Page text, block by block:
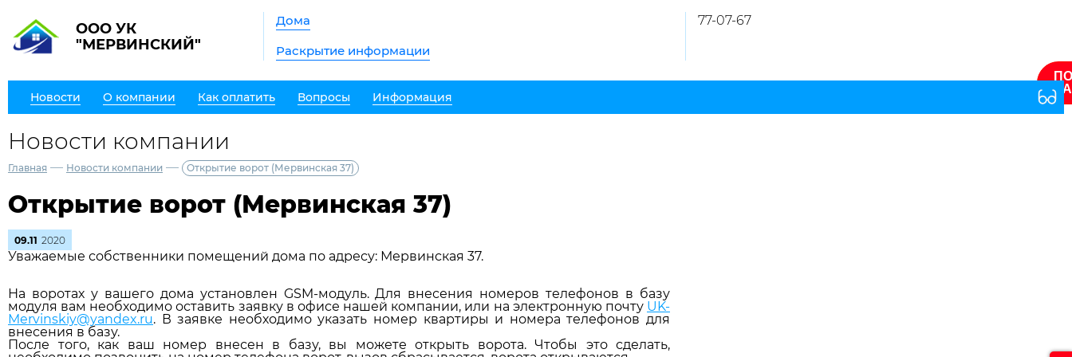
ООО УК
"МЕРВИНСКИЙ"
Дома
Раскрытие информации
77-07-67
Новости О компании Как оплатить Вопросы Информация
Новости компании
Главная — Новости компании — Открытие ворот (Мервинская 37)
Открытие ворот (Мервинская 37)
09.11 2020
Уважаемые собственники помещений дома по адресу: Мервинская 37.
На воротах у вашего дома установлен GSM-модуль. Для внесения номеров телефонов в базу
модуля вам необходимо оставить заявку в офисе нашей компании, или на электронную почту UK-
Mervinskiy@yandex.ru. В заявке необходимо указать номер квартиры и номера телефонов для
внесения в базу.
После того, как ваш номер внесен в базу, вы можете открыть ворота. Чтобы это сделать,